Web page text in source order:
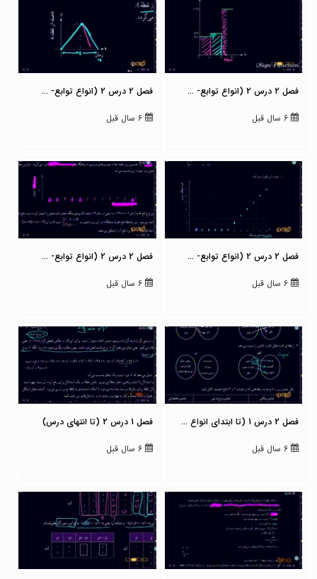
فصل 2 درس 2 (انواع توابع- ...
6 سال قبل
فصل 2 درس 2 (انواع توابع- ...
6 سال قبل
فصل 2 درس 2 (انواع توابع- ...
6 سال قبل
فصل 2 درس 2 (انواع توابع- ...
6 سال قبل
فصل 2 درس 1 (تا ابتدای انواع ...
6 سال قبل
فصل 1 درس 2 (تا انتهای درس)
6 سال قبل